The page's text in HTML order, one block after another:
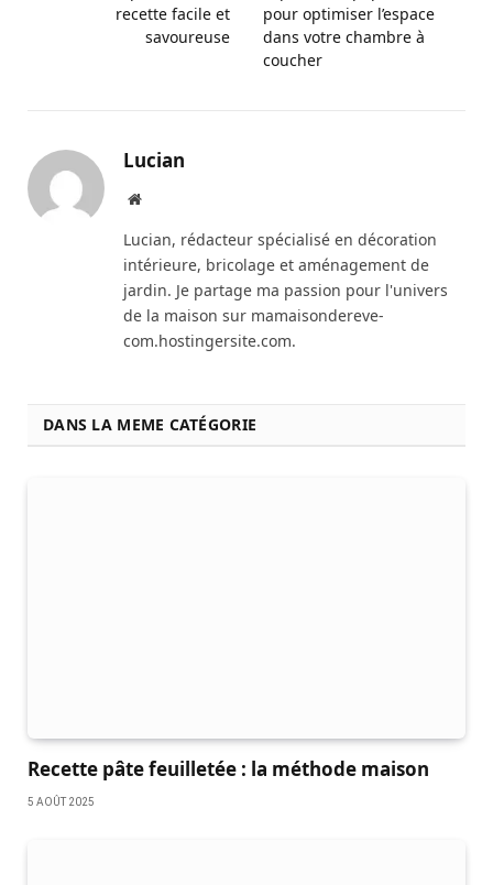
recette facile et
savoureuse
pour optimiser l’espace
dans votre chambre à
coucher
Lucian
Website
Lucian, rédacteur spécialisé en décoration
intérieure, bricolage et aménagement de
jardin. Je partage ma passion pour l'univers
de la maison sur mamaisondereve-
com.hostingersite.com.
DANS LA MEME CATÉGORIE
Recette pâte feuilletée : la méthode maison
5 AOÛT 2025